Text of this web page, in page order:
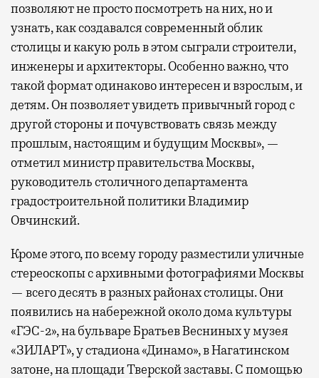
позволяют не просто посмотреть на них, но и
узнать, как создавался современный облик
столицы и какую роль в этом сыграли строители,
инженеры и архитекторы. Особенно важно, что
такой формат одинаково интересен и взрослым, и
детям. Он позволяет увидеть привычный город с
другой стороны и почувствовать связь между
прошлым, настоящим и будущим Москвы», —
отметил министр правительства Москвы,
руководитель столичного департамента
градостроительной политики Владимир
Овчинский.
Кроме этого, по всему городу разместили уличные
стереоскопы с архивными фотографиями Москвы
— всего десять в разных районах столицы. Они
появились на набережной около дома культуры
«ГЭС-2», на бульваре Братьев Весниных у музея
«ЗИЛАРТ», у стадиона «Динамо», в Нагатинском
затоне, на площади Тверской заставы. С помощью